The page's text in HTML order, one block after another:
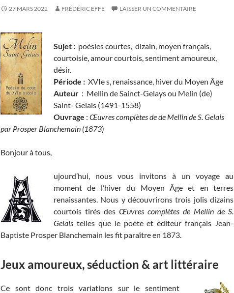
27 MARS 2022 FRÉDÉRIC EFFE LAISSER UN COMMENTAIRE
Sujet : poésies courtes, dizain, moyen français,
courtoisie, amour courtois, sentiment amoureux,
désir.
Période : XVIe s, renaissance, hiver du Moyen Âge
Auteur : Mellin de Sainct-Gelays ou Melin (de)
Saint- Gelais (1491-1558)
Ouvrage : Œuvres complètes de de Mellin de S. Gelais
par Prosper Blanchemain (1873)
Bonjour à tous,
ujourd’hui, nous vous invitons à un voyage au
moment de l’hiver du Moyen Âge et en terres
renaissantes. Nous y découvrirons trois jolis dizains
courtois tirés des Œuvres complètes de Mellin de S.
Gelais telles que le poète et éditeur français Jean-
Baptiste Prosper Blanchemain les fit paraître en 1873.
Jeux amoureux, séduction & art littéraire
Ce sont donc trois variations sur le sentiment